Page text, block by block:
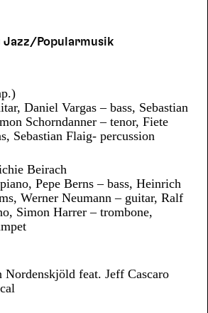
Jazz/Popularmusik
Daniel Vargas – bass, Sebastian
Schorndanner – tenor, Fiete
Sebastian Flaig- percussion
Beirach
Pepe Berns – bass, Heinrich
Werner Neumann – guitar, Ralf
Simon Harrer – trombone,
feat. Jeff Cascaro